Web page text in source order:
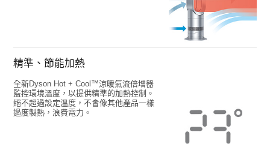
精準、節能加熱
全新Dyson Hot + Cool™涼暖氣流倍增器
監控環境溫度，以提供精準的加熱控制。
絕不超過設定溫度，不會像其他產品一樣
過度製熱，浪費電力。